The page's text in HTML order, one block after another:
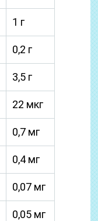
1 г
0,2 г
3,5 г
22 мкг
0,7 мг
0,4 мг
0,07 мг
0,05 мг